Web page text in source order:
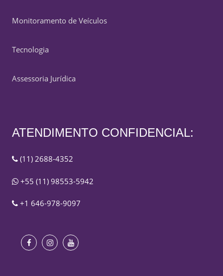
Monitoramento de Veículos
Tecnologia
Assessoria Jurídica
ATENDIMENTO CONFIDENCIAL:
(11) 2688-4352
+55 (11) 98553-5942
+1 646-978-9097